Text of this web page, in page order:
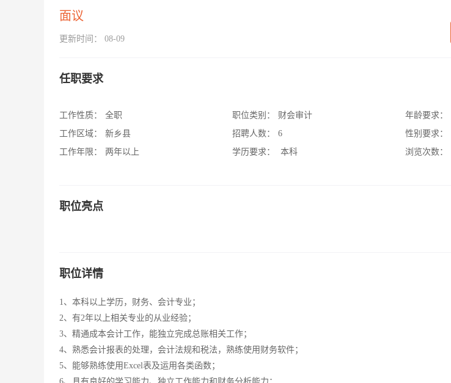
面议
更新时间： 08-09
任职要求
工作性质：
全职
工作区域：
新乡县
工作年限：
两年以上
职位类别：
财会审计
招聘人数：
6
学历要求：
本科
年龄要求：
性别要求：
浏览次数：
职位亮点
职位详情
1、本科以上学历，财务、会计专业；
2、有2年以上相关专业的从业经验；
3、精通成本会计工作，能独立完成总账相关工作；
4、熟悉会计报表的处理，会计法规和税法，熟练使用财务软件；
5、能够熟练使用Excel表及运用各类函数；